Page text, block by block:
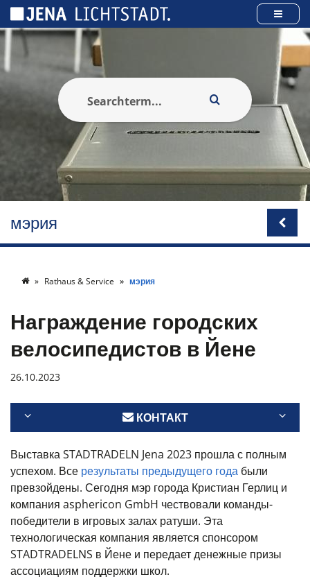
мэрия
Rathaus & Service мэрия
Награждение городских
велосипедистов в Йене
26.10.2023
КОНТАКТ
Выставка STADTRADELN Jena 2023 прошла с полным
успехом. Все результаты предыдущего года были
превзойдены. Сегодня мэр города Кристиан Герлиц и
компания asphericon GmbH чествовали команды-
победители в игровых залах ратуши. Эта
технологическая компания является спонсором
STADTRADELNS в Йене и передает денежные призы
ассоциациям поддержки школ.
Панель управления cookies